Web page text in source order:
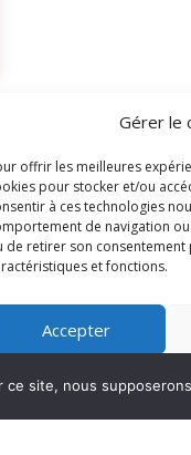
Gérer le
offrir les meilleures
pour stocker et/ou
à ces technologies
de navigation
de retirer son
et fonctions.
Accepter
légales
site, nous